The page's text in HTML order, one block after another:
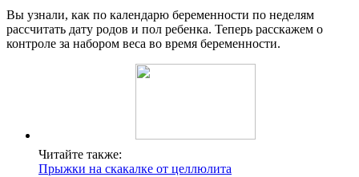
Вы узнали, как по календарю беременности по неделям
рассчитать дату родов и пол ребенка. Теперь расскажем о
контроле за набором веса во время беременности.
Читайте также:
Прыжки на скакалке от целлюлита